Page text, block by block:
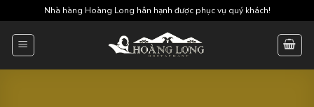
to
content
Nhà hàng Hoàng Long hân hạnh được phục vụ quý khách!